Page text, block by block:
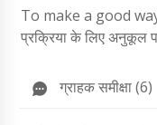
To make a good
प्रक्रिया के लिए अनुकूल
ग्राहक समीक्षा (6)